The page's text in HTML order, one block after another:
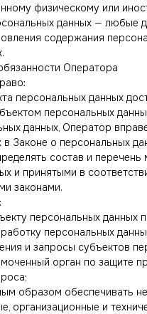
физическому или
данных — любые
содержания
Оператора
персональных данных
персональных
данных, Оператор
в Законе о персональных
состав и
и принятыми в
законами.
персональных
персональных
и запросы субъектов
орган по защите
образом обеспечивать
организационные и